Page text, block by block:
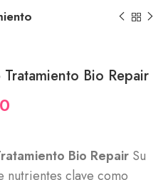
Bio Repair
precios:
desde
Bio Repair Su
nutrientes clave como